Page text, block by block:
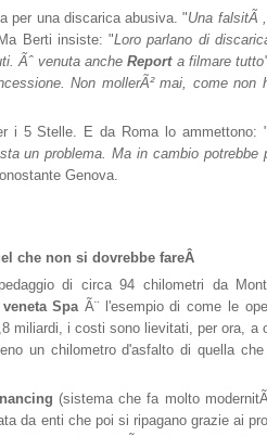
per una discarica abusiva. "Una falsitÃ
Berti insiste: "Loro parlano di
Ãˆ venuta ancheReporta filmare tutto
Non mollerÃ² mai, come non
i 5 Stelle. E da Roma lo ammettono:
un problema. Ma in cambio potrebbe
Genova.
che non si dovrebbe fareÂ
di circa 94 chilometri da
Spa Ã¨ l'esempio di come le
miliardi, i costi sono lievitati, per ora, a
un chilometro d'asfalto di quella che
(sistema che fa molto
da enti che poi si ripagano grazie ai